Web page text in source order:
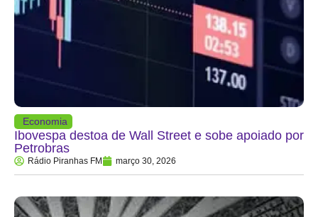
Economia
Ibovespa destoa de Wall Street e sobe apoiado por
Petrobras
Rádio Piranhas FM março 30, 2026